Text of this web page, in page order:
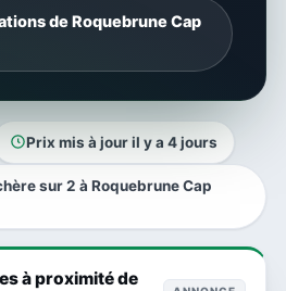
de Roquebrune Cap
Prix mis à jour il y a 4 jours
sur 2 à Roquebrune Cap
à proximité de